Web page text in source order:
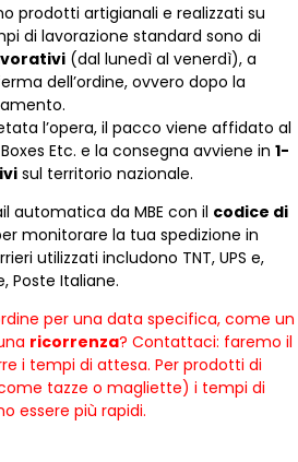
prodotti artigianali e realizzati su
di lavorazione standard sono di
(dal lunedì al venerdì), a
dell’ordine, ovvero dopo la
l’opera, il pacco viene affidato al
Etc. e la consegna avviene in 1-
sul territorio nazionale.
automatica da MBE con il codice di
monitorare la tua spedizione in
utilizzati includono TNT, UPS e,
Poste Italiane.
per una data specifica, come un
ricorrenza? Contattaci: faremo il
i tempi di attesa. Per prodotti di
tazze o magliette) i tempi di
essere più rapidi.